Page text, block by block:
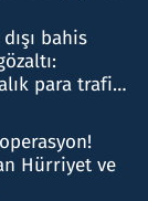
bahis
para trafiği
Hürriyet ve